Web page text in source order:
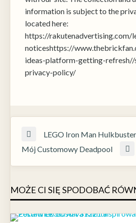
information is subject to the
located here:
https://rakutenadvertising.com/
noticeshttps://
ideas-platform-getting-refresh//
privacy-policy/
LEGO Iron Man
Mój Customowy Deadpool
MOŻE CI SIĘ SPODOBAĆ